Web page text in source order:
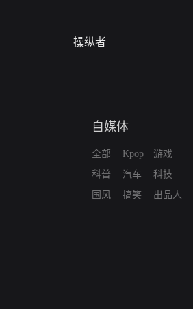
操纵者
自媒体
全部
科普
国风
Kpop
汽车
搞笑
游戏
科技
出品人